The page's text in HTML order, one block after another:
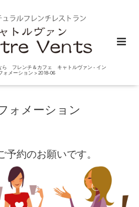
ら フレンチ＆カフェ キャトルヴァン - イン
ォメーション > 2018-06
ォメーション
予約のお願いです。